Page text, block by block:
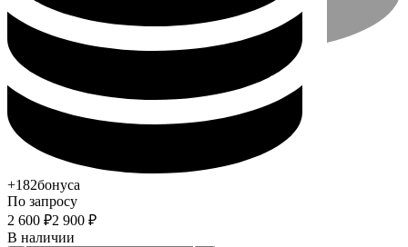
+182бонуса
По запросу
2 600 ₽2 900 ₽
В наличии